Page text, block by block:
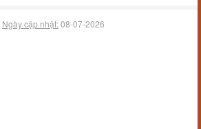
Ngày cập nhật:08-07-2026